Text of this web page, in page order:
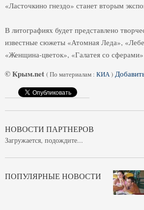
«Ласточкино гнездо» станет вторым
В литографиях будет представлено
известные сюжеты «Атомная Леда»,
«Женщина-цветок», «Галатея со
© Крым.net (По материалам : КИА)
НОВОСТИ ПАРТНЕРОВ
Загружается, подождите...
ПОПУЛЯРНЫЕ НОВОСТИ